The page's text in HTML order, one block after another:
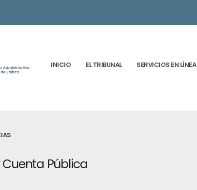
INICIO EL TRIBUNAL SERVICIOS EN LÍNEA
Pública